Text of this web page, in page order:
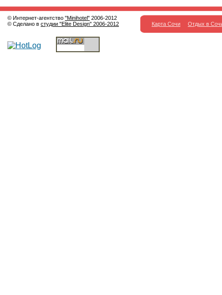
© Интернет-агентство "Minihotel" 2006-2012
© Сделано в студии "Elite Design" 2006-2012 Карта Сочи Отдых в